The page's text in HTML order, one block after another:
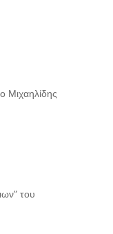
Μιχαηλίδης
του